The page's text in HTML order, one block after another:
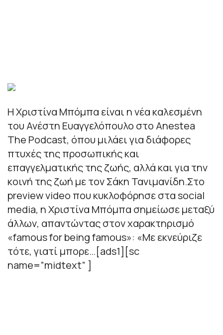
Η Χριστίνα Μπόμπα είναι η νέα καλεσμένη
του Ανέστη Ευαγγελόπουλο στo Anestea
The Podcast, όπου μιλάει για διάφορες
πτυχές της προσωπικής και
επαγγελματικής της ζωής, αλλά και για την
κοινή της ζωή με τον Σάκη Τανιμανίδη.Στο
preview video που κυκλοφόρησε στα social
media, η Χριστίνα Μπόμπα σημείωσε μεταξύ
άλλων, απαντώντας στον χαρακτηρισμό
«famous for being famous»: «Με εκνεύριζε
τότε, γιατί μπορε…[ads1][sc
name=”midtext” ]